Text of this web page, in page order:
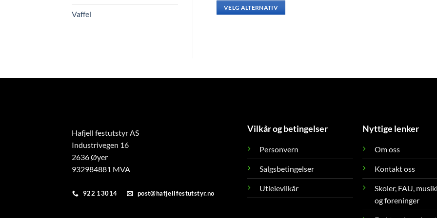
Vaffel
VELG ALTERNATIV
Hafjell festutstyr AS
Industrivegen 16
2636 Øyer
932984881 MVA
922 13014 post@hafjellfestutstyr.no
Vilkår og betingelser
Personvern
Salgsbetingelser
Utleievilkår
Nyttige lenker
Om oss
Kontakt oss
Skoler, FAU,
og foreninger